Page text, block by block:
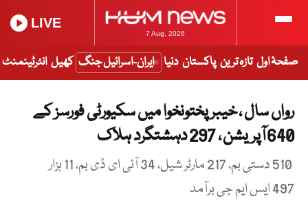
7 Aug, 2026
LIVE
صفحۂ اول تازہ ترین پاکستان دنیا ایران-اسرائیل جنگ کھیل انٹرٹینمنٹ
رواں سال ، خیبر پختونخوا میں سکیورٹی فورسز کے
640 آپریشن ، 297 دہشتگرد ہلاک
510 دستی بم، 217 مارٹر شیل، 34 آئی ای ڈی بم، 11 ہزار
497 ایس ایم جی برآمد